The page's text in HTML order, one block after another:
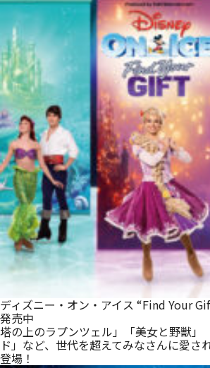
ディズニー・オン・アイス “Find Your
発売中
塔の上のラプンツェル」「美女と野獣」
ド」など、世代を超えてみなさんに愛さ
登場！